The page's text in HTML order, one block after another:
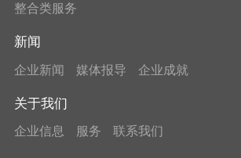
整合类服务
新闻
企业新闻 媒体报导 企业成就
关于我们
企业信息 服务 联系我们